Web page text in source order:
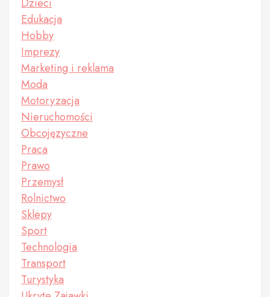
Dzieci
Edukacja
Hobby
Imprezy
Marketing i reklama
Moda
Motoryzacja
Nieruchomości
Obcojęzyczne
Praca
Prawo
Przemysł
Rolnictwo
Sklepy
Sport
Technologia
Transport
Turystyka